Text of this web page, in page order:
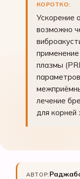
КОРОТКО:
Ускорение
возможно
плазмы
лечение
для корней
АВТОР: